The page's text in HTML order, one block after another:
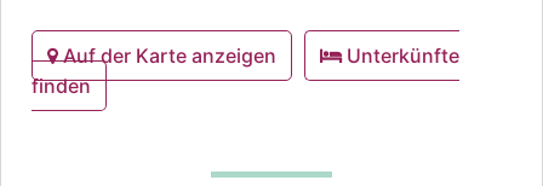
Auf der Karte anzeigen
Unterkünfte
finden